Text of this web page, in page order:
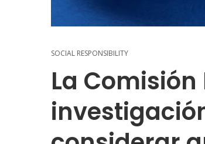
SOCIAL RESPONSIBILITY
La